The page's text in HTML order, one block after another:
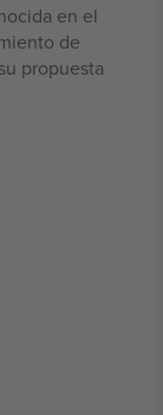
en el
de
propuesta